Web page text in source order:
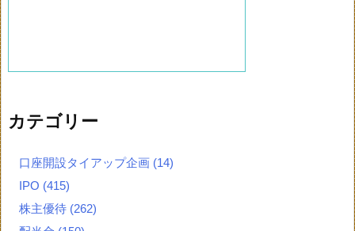
カテゴリー
口座開設タイアップ企画 (14)
IPO (415)
株主優待 (262)